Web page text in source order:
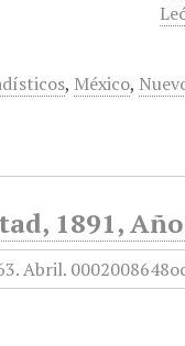
, México,
1891,